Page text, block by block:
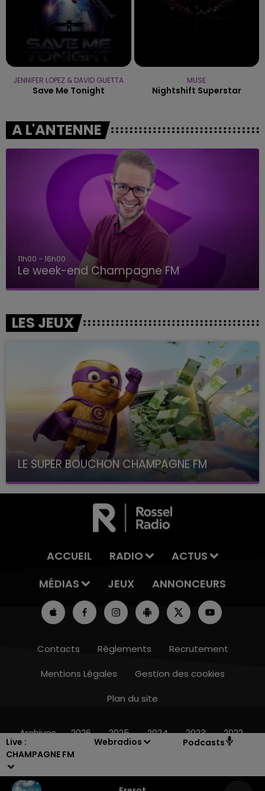
Live :
CHAMPAGNE FM
Webradios Podcasts
JENNIFER LOPEZ & DAVID GUETTA
Save Me Tonight
MUSE
Nightshift Superstar
A L'ANTENNE
11h00 - 16h00
Le week-end Champagne FM
LES JEUX
LE SUPER BOUCHON CHAMPAGNE FM
avec La Famille Champagne FM, à 8H10
ACCUEIL RADIO
ACTUS
MÉDIAS
JEUX ANNONCEURS
Contacts Règlements
Recrutement
Mentions Légales
Gestion des cookies
Plan du site
Archives 2026 2025 2024 2023 2022